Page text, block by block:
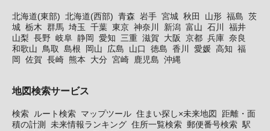
北海道(東部) 北海道(西部) 青森 岩手 宮城 秋田 山形 福島 茨
城 栃木 群馬 埼玉 千葉 東京 神奈川 新潟 富山 石川
福井
山梨 長野 岐阜 静岡 愛知 三重 滋賀 大阪 京都 兵庫 奈良
和歌山
鳥取 島根 岡山 広島 山口 徳島 香川 愛媛 高知 福
岡
佐賀 長崎 熊本 大分 宮崎 鹿児島 沖縄
地図検索サービス
検索 ルート検索 マップツール 住まい探し×未来地図
距離・面
積の計測 未来情報ランキング 住所一覧検索 郵便番号検索 駅